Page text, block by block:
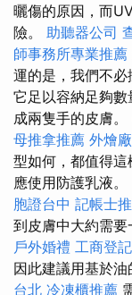
曬傷的原因，而
險。 助聽器公司
師事務所專業推薦
運的是，我們不
它足以容納足夠
成兩隻手的皮膚。
母推拿推薦 外燴
型如何，都值得這
應使用防護乳液。
胞證台中 記帳士
到皮膚中大約需要
戶外婚禮 工商登
因此建議用基於油
台北 冷凍櫃推薦